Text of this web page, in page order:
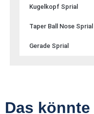
Kugelkopf Sprial
Taper Ball Nose Sprial
Gerade Sprial
Das